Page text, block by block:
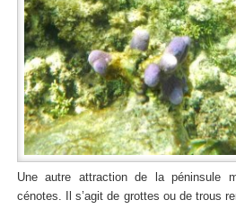
Une autre attraction de la péninsule
cénotes. Il s’agit de grottes ou de trous